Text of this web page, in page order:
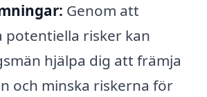
Genom att
potentiella risker kan
hjälpa dig att främja
och minska riskerna för